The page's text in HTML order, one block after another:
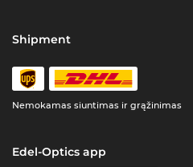
Shipment
Nemokamas siuntimas ir grąžinimas
Edel-Optics app